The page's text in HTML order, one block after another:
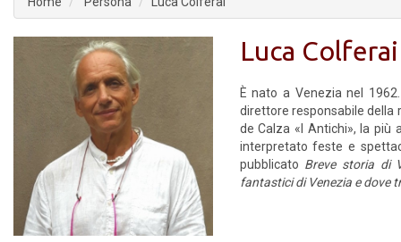
Luca Colferai
È nato a Venezia nel
direttore responsabile della
de Calza «I Antichi», la più
interpretato feste e
pubblicato Breve storia di
fantastici di Venezia e dove